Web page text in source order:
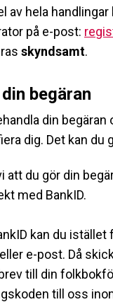
av hela
på e-post:
skyndsamt.
begäran
din
dig. Det kan du
att du gör din
med BankID.
kan du
e-post. Då
till din
till oss